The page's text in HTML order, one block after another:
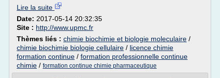
Lire la suite
Date: 2017-05-14 20:32:35
Site : http://www.upmc.fr
Thèmes liés : chimie biochimie et biologie moleculaire /
chimie biochimie biologie cellulaire / licence chimie
formation continue / formation professionnelle continue
chimie / formation continue chimie pharmaceutique